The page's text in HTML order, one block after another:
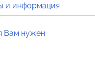
и информация
Вам нужен